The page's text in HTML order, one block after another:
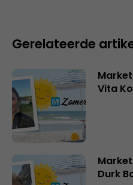
Gerelateerde
Vita
Durk